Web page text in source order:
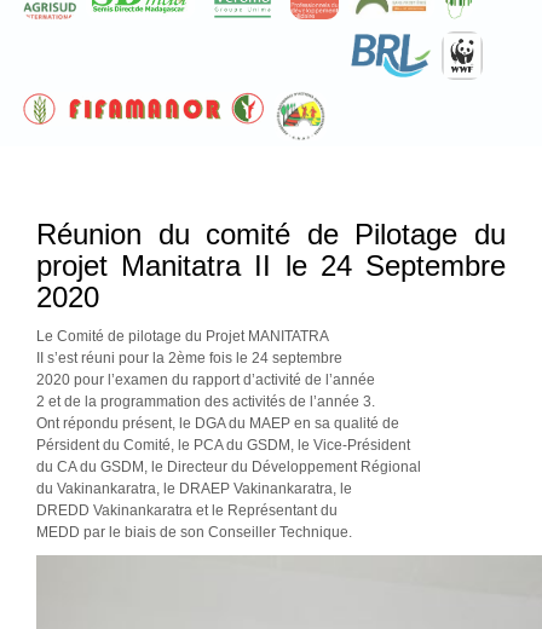
Réunion du comité de Pilotage du
projet Manitatra II le 24 Septembre
2020
Le Comité de pilotage du Projet MANITATRA
II s’est réuni pour la 2ème fois le 24 septembre
2020 pour l’examen du rapport d’activité de l’année
2 et de la programmation des activités de l’année 3.
Ont répondu présent, le DGA du MAEP en sa qualité de
Pérsident du Comité, le PCA du GSDM, le Vice-Président
du CA du GSDM, le Directeur du Développement Régional
du Vakinankaratra, le DRAEP Vakinankaratra, le
DREDD Vakinankaratra et le Représentant du
MEDD par le biais de son Conseiller Technique.